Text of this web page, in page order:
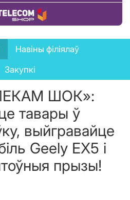
тавар
Навіны філіялаў
Закупкі
ШОК»:
тавары ў
выйгравайце
Geely EX5 і
прызы!